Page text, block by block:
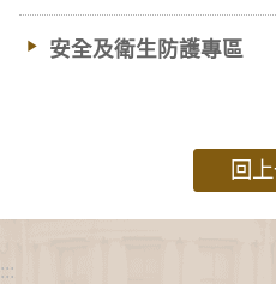
安全及衛生防護專區
回
:::